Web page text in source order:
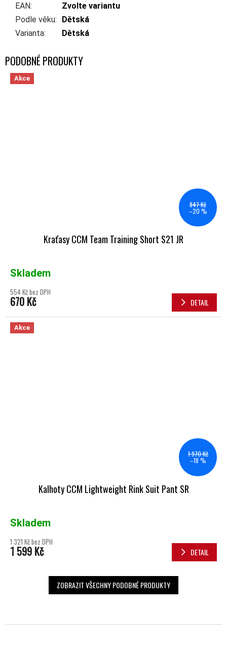
EAN:
Zvolte variantu
Podle věku:
Dětská
Varianta: Dětská
Akce
847 Kč
–20 %
Kraťasy CCM Team Training Short S21 JR
Skladem
554 Kč bez DPH
670 Kč DETAIL
Akce
1 970 Kč
–18 %
Kalhoty CCM Lightweight Rink Suit Pant SR
Skladem
1 321 Kč bez DPH
1 599 Kč DETAIL
ZOBRAZIT VŠECHNY PODOBNÉ PRODUKTY